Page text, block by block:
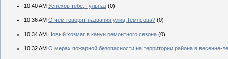
10:40 AM Успехов тебе, Гульназ (0)
10:36 AM О чем говорят названия улиц Темясова? (0)
10:34 AM Новый хозмаг в канун ремонтного сезона (0)
10:32 AM О мерах пожарной безопасности на территории района в весенне-